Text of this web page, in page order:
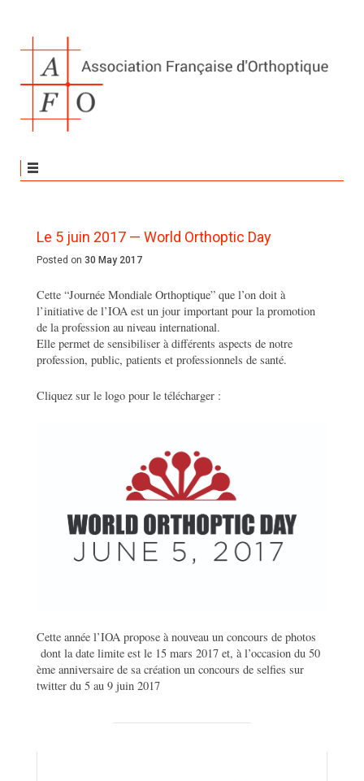
Le 5 juin 2017 — World Orthoptic Day
Posted on 30 May 2017
Cette “Journée Mondiale Orthoptique” que l’on doit à
l’initiative de l’IOA est un jour important pour la promotion
de la profession au niveau international.
Elle permet de sensibiliser à différents aspects de notre
profession, public, patients et professionnels de santé.
Cliquez sur le logo pour le télécharger :
Cette année l’IOA propose à nouveau un concours de photos
dont la date limite est le 15 mars 2017 et, à l’occasion du 50
ème anniversaire de sa création un concours de selfies sur
twitter du 5 au 9 juin 2017